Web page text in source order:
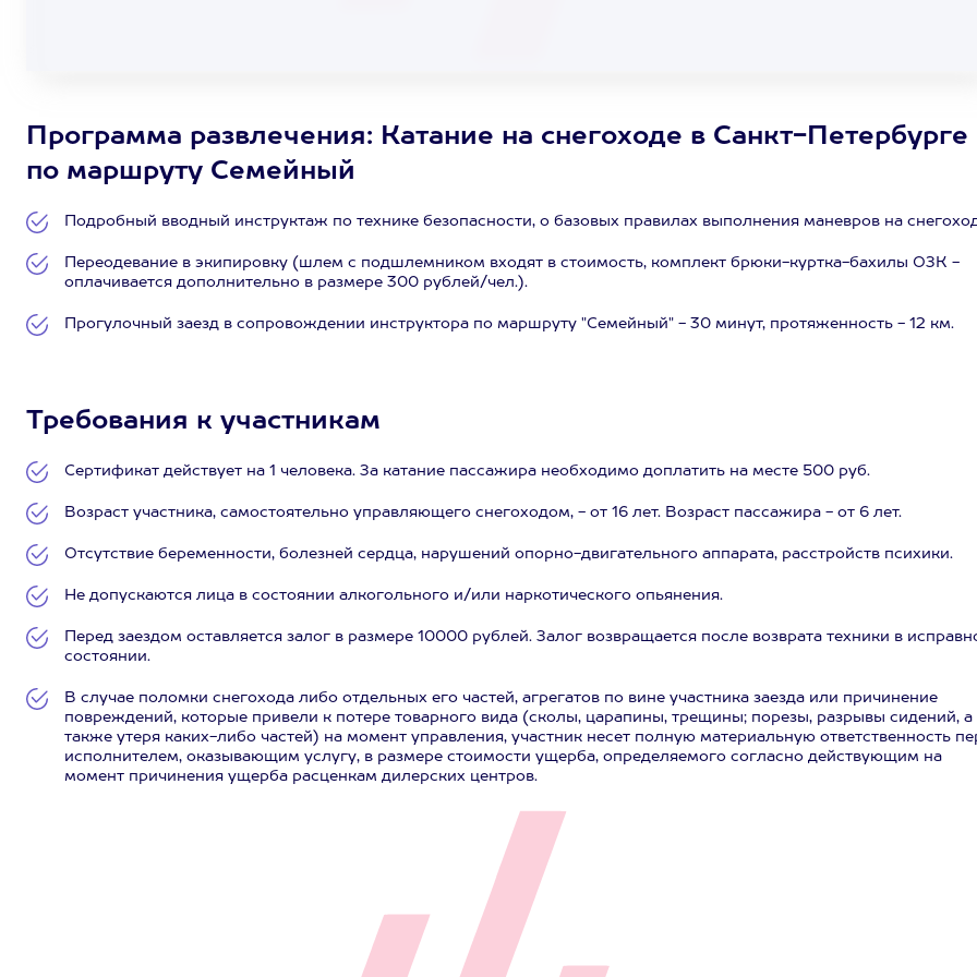
Программа развлечения: Катание на снегоходе в Санкт-Петербурге
по маршруту Семейный
Подробный вводный инструктаж по технике безопасности, о базовых правилах выполнения маневров на
Переодевание в экипировку (шлем с подшлемником входят в стоимость, комплект брюки-куртка-бахилы ОЗК -
оплачивается дополнительно в размере 300 рублей/чел.).
Прогулочный заезд в сопровождении инструктора по маршруту "Семейный" - 30 минут, протяженность - 12 км.
Требования к участникам
Сертификат действует на 1 человека. За катание пассажира необходимо доплатить на месте 500 руб.
Возраст участника, самостоятельно управляющего снегоходом, - от 16 лет. Возраст пассажира - от 6 лет.
Отсутствие беременности, болезней сердца, нарушений опорно-двигательного аппарата, расстройств психики.
Не допускаются лица в состоянии алкогольного и/или наркотического опьянения.
Перед заездом оставляется залог в размере 10000 рублей. Залог возвращается после возврата техники в
состоянии.
В случае поломки снегохода либо отдельных его частей, агрегатов по вине участника заезда или причинение
повреждений, которые привели к потере товарного вида (сколы, царапины, трещины; порезы, разрывы сидений, а
также утеря каких-либо частей) на момент управления, участник несет полную материальную ответственность
исполнителем, оказывающим услугу, в размере стоимости ущерба, определяемого согласно действующим на
момент причинения ущерба расценкам дилерских центров.